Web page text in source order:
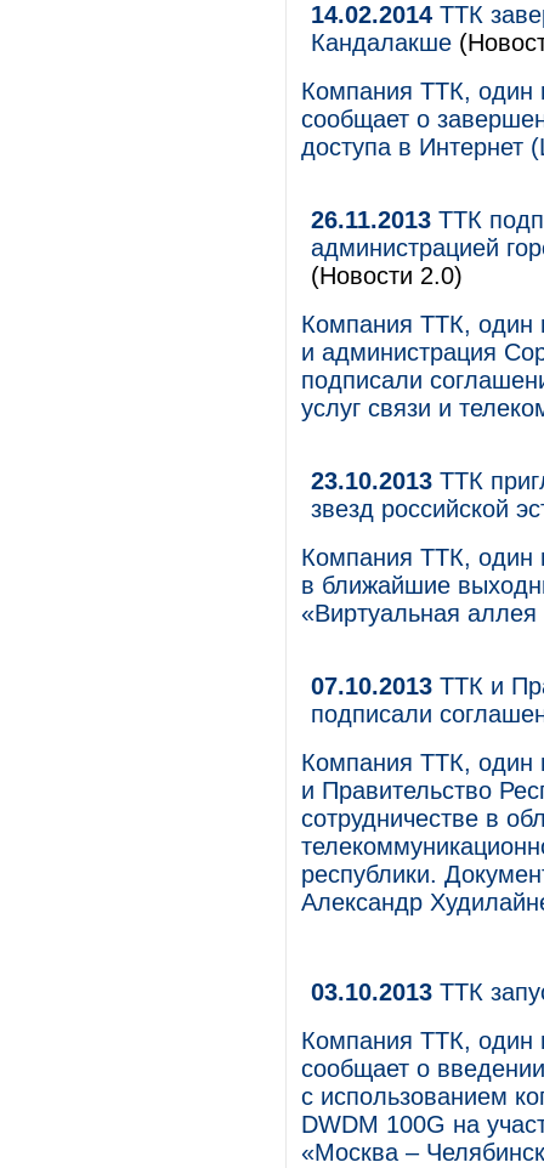
14.02.2014 ТТК
Кандалакше
Компания ТТК, один
сообщает о
доступа в
26.11.2013 ТТК
администрацией
(Новости 2.0)
Компания ТТК, один
и администрация
подписали
услуг связи и
23.10.2013 ТТК
звезд российской
Компания ТТК, один
в ближайшие
«Виртуальная аллея
07.10.2013 ТТК и
подписали
Компания ТТК, один
и Правительство
сотрудничестве в
республики.
Александр
03.10.2013 ТТК
Компания ТТК, один
сообщает о
с использованием
DWDM 100G на
«Москва –